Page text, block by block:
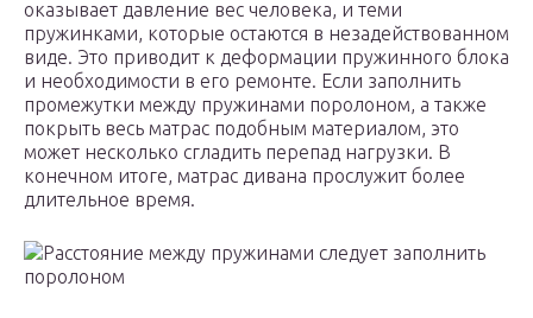
оказывает давление вес человека, и теми
пружинками, которые остаются в незадействованном
виде. Это приводит к деформации пружинного блока
и необходимости в его ремонте. Если заполнить
промежутки между пружинами поролоном, а также
покрыть весь матрас подобным материалом, это
может несколько сгладить перепад нагрузки. В
конечном итоге, матрас дивана прослужит более
длительное время.
Расстояние между пружинами следует заполнить
поролоном